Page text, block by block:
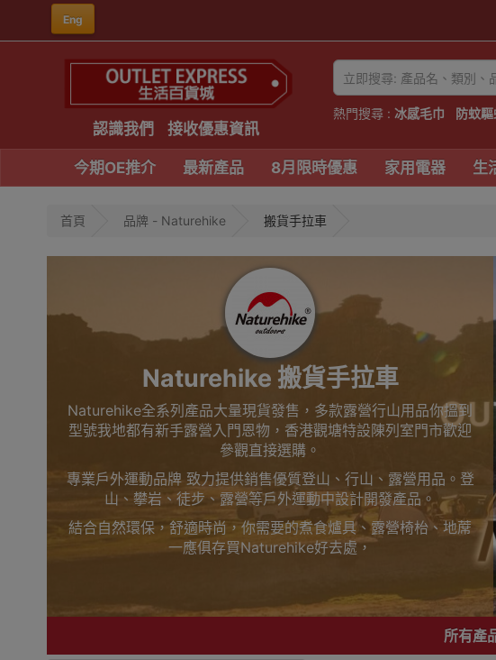
Eng
認識我們 接收優惠資訊
熱門搜尋 : 冰感毛巾 防蚊驅
今期OE推介 最新產品 8月限時優惠 家用電器 生
首頁 品牌 - Naturehike 搬貨手拉車
Naturehike 搬貨手拉車
Naturehike全系列產品大量現貨發售，多款露營行山用品你搵到
型號我地都有新手露營入門恩物，香港觀塘特設陳列室門市歡迎
參觀直接選購。
專業戶外運動品牌 致力提供銷售優質登山、行山、露營用品。登
山、攀岩、徒步、露營等戶外運動中設計開發產品。
結合自然環保，舒適時尚，你需要的煮食爐具、露營椅枱、地蓆
一應俱存買Naturehike好去處，
觀塘陳列室門市選購
買滿$1000免費送貨，送到港九、新界、旺角都得，睇岩心水就
所有產